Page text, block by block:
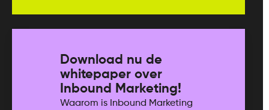
Download nu de
whitepaper over
Inbound Marketing!
Waarom is Inbound Marketing